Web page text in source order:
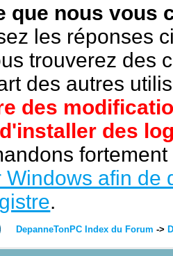
que nous vous
les réponses
trouverez des
des autres
des
des
Windows afin de
.
DepanneTonPC Index du Forum ->